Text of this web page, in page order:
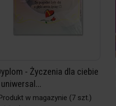
- Życzenia dla ciebie
w magazynie (7 szt.)